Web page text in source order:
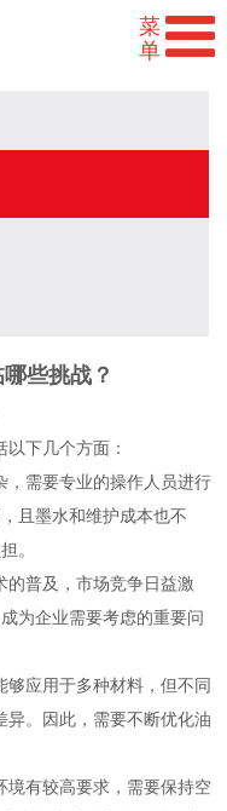
些挑战？
下几个方面：
需要专业的操作人员进行
且墨水和维护成本也不
。
普及，市场竞争日益激
为企业需要考虑的重要问
应用于多种材料，但不同
异。因此，需要不断优化油
有较高要求，需要保持空